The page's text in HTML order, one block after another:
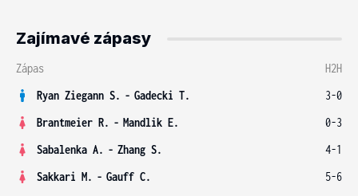
Zajímavé zápasy
Zápas
H2H
Ryan Ziegann S. - Gadecki T.
3-0
Brantmeier R. - Mandlik E.
0-3
Sabalenka A. - Zhang S.
4-1
Sakkari M. - Gauff C.
5-6